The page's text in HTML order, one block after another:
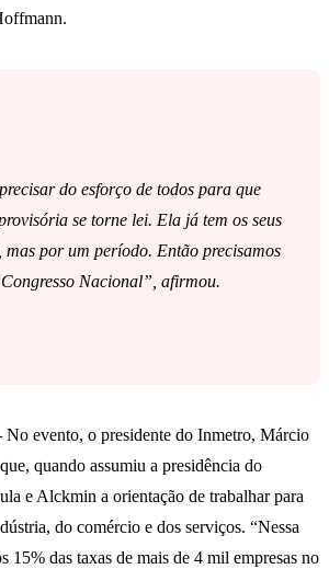
do esforço de todos para que
se torne lei. Ela já tem os seus
mas por um período. Então precisamos
Nacional”, afirmou.
No evento, o presidente do Inmetro, Márcio
quando assumiu a presidência do
e Alckmin a orientação de trabalhar para
do comércio e dos serviços. “Nessa
15% das taxas de mais de 4 mil empresas no